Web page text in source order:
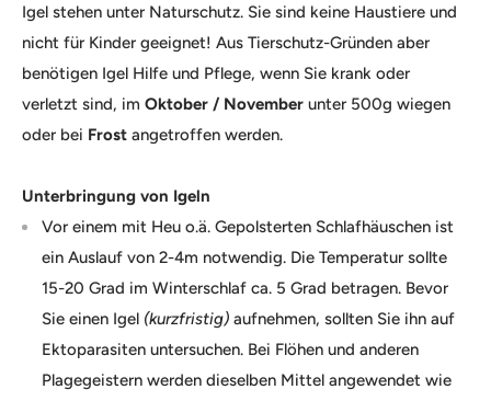
Igel stehen unter Naturschutz. Sie sind keine Haustiere und
nicht für Kinder geeignet! Aus Tierschutz-Gründen aber
benötigen Igel Hilfe und Pflege, wenn Sie krank oder
verletzt sind, im Oktober / November unter 500g wiegen
oder bei Frost angetroffen werden.
Unterbringung von Igeln
Vor einem mit Heu o.ä. Gepolsterten Schlafhäuschen ist
ein Auslauf von 2-4m notwendig. Die Temperatur sollte
15-20 Grad im Winterschlaf ca. 5 Grad betragen. Bevor
Sie einen Igel (kurzfristig) aufnehmen, sollten Sie ihn auf
Ektoparasiten untersuchen. Bei Flöhen und anderen
Plagegeistern werden dieselben Mittel angewendet wie